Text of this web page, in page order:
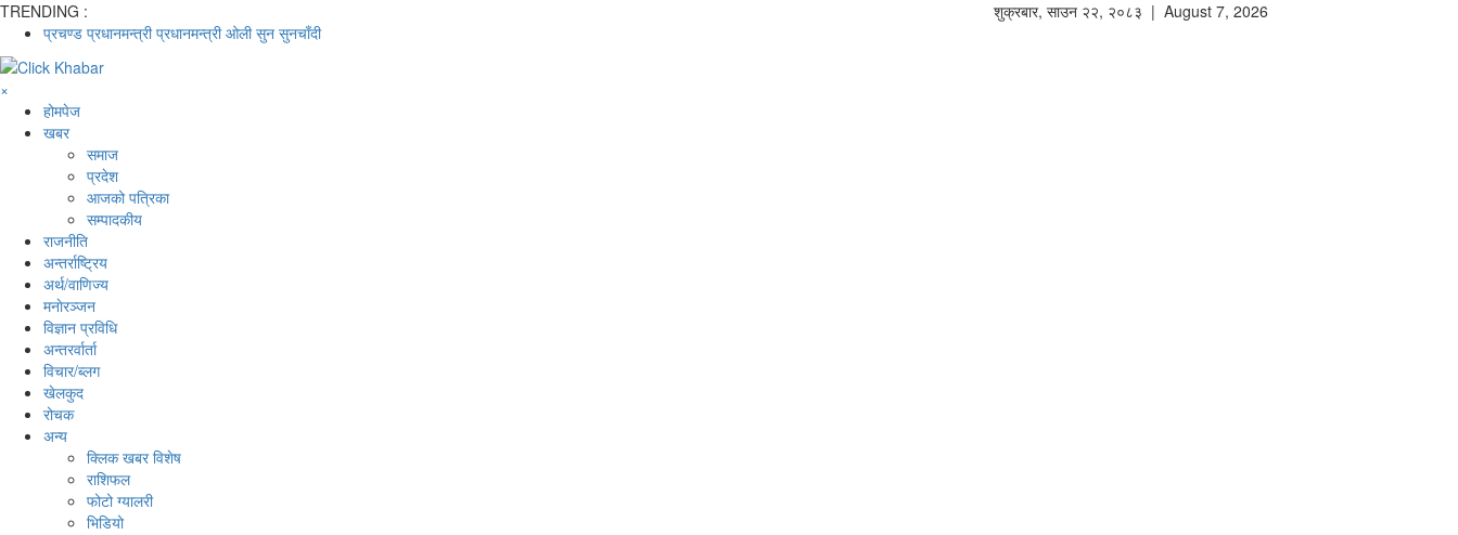
TRENDING :
प्रचण्ड प्रधानमन्त्री प्रधानमन्त्री ओली सुन सुनचाँदी
शुक्रबार, साउन २२, २०८३ | August 7, 2026
×
होमपेज
खबर
समाज
प्रदेश
आजको पत्रिका
सम्पादकीय
राजनीति
अन्तर्राष्ट्रिय
अर्थ/वाणिज्य
मनाेरञ्जन
विज्ञान प्रविधि
अन्तरर्वार्ता
विचार/ब्लग
खेलकुद
रोचक
अन्य
क्लिक खबर विशेष
राशिफल
फोटो ग्यालरी
भिडियो